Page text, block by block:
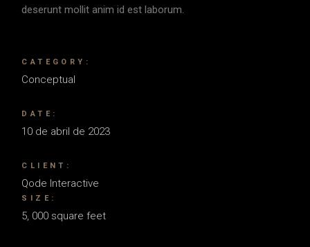
deserunt mollit anim id est laborum.
CATEGORY:
Conceptual
DATE:
10 de abril de 2023
CLIENT:
Qode Interactive
SIZE:
5, 000 square feet